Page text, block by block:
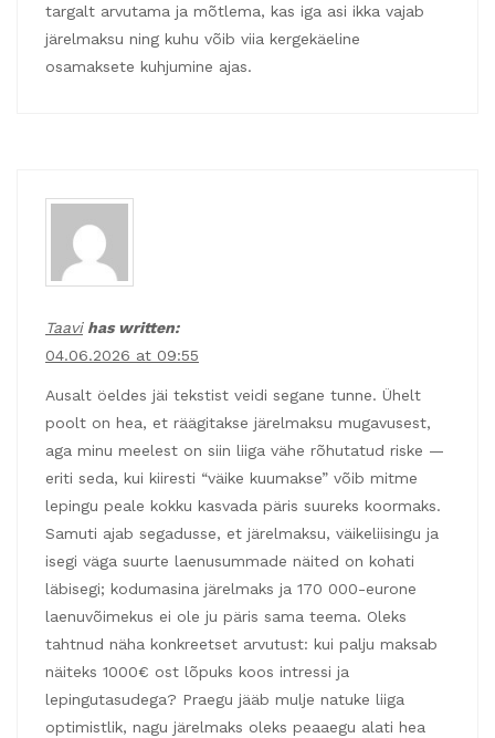
targalt arvutama ja mõtlema, kas iga asi ikka vajab
järelmaksu ning kuhu võib viia kergekäeline
osamaksete kuhjumine ajas.
Taavihas written:
04.06.2026 at 09:55
Ausalt öeldes jäi tekstist veidi segane tunne. Ühelt
poolt on hea, et räägitakse järelmaksu mugavusest,
aga minu meelest on siin liiga vähe rõhutatud riske —
eriti seda, kui kiiresti “väike kuumakse” võib mitme
lepingu peale kokku kasvada päris suureks koormaks.
Samuti ajab segadusse, et järelmaksu, väikeliisingu ja
isegi väga suurte laenusummade näited on kohati
läbisegi; kodumasina järelmaks ja 170 000-eurone
laenuvõimekus ei ole ju päris sama teema. Oleks
tahtnud näha konkreetset arvutust: kui palju maksab
näiteks 1000€ ost lõpuks koos intressi ja
lepingutasudega? Praegu jääb mulje natuke liiga
optimistlik, nagu järelmaks oleks peaaegu alati hea